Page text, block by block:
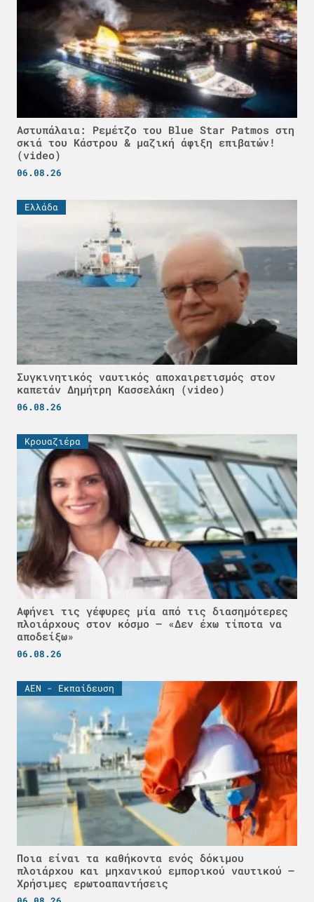
Αστυπάλαια: Ρεμέτζο του Blue Star Patmos στη
σκιά του Κάστρου & μαζική άφιξη επιβατών!
(video)
06.08.26
Ελλάδα
Συγκινητικός ναυτικός αποχαιρετισμός στον
καπετάν Δημήτρη Κασσελάκη (video)
06.08.26
Κρουαζιέρα
Αφήνει τις γέφυρες μία από τις διασημότερες
πλοιάρχους στον κόσμο – «Δεν έχω τίποτα να
αποδείξω»
06.08.26
ΑΕΝ - Εκπαίδευση
Ποια είναι τα καθήκοντα ενός δόκιμου
πλοιάρχου και μηχανικού εμπορικού ναυτικού –
Χρήσιμες ερωτοαπαντήσεις